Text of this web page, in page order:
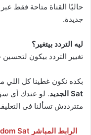
حاليًا القناة متاحة فقط
جديدة.
ليه التردد بيتغير؟
تغيير التردد بيكون
بكده نكون غطينا كل اللي
Sat الجديد
. لو عندك أي
متترددش تسألنا فى